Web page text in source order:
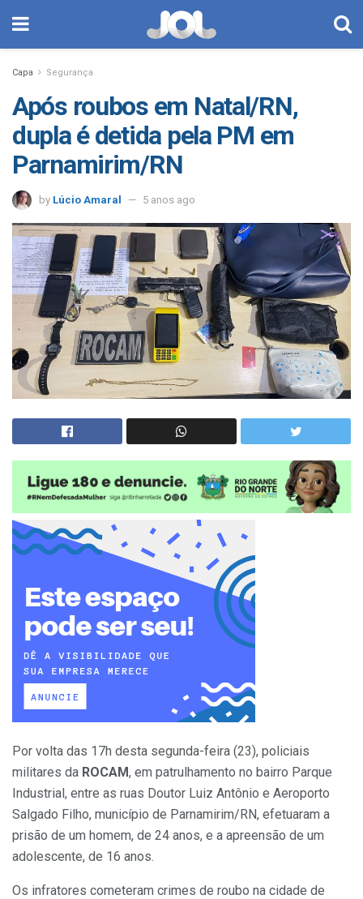
Capa Segurança
Após roubos em Natal/RN,
dupla é detida pela PM em
Parnamirim/RN
by Lúcio Amaral 5 anos ago
Por volta das 17h desta segunda-feira (23), policiais
militares da ROCAM, em patrulhamento no bairro Parque
Industrial, entre as ruas Doutor Luiz Antônio e Aeroporto
Salgado Filho, município de Parnamirim/RN, efetuaram a
prisão de um homem, de 24 anos, e a apreensão de um
adolescente, de 16 anos.
Os infratores cometeram crimes de roubo na cidade de